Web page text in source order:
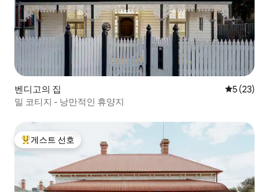
벤디고의 집 평점 5점
5 (23)
밀 코티지 - 낭만적인 휴양지
상위 게스트 선호
게스트 선호